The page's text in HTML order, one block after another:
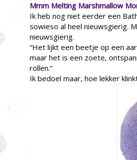
Mmm Melting Marshmallow
Ik heb nog niet eerder een
sowieso al heel nieuwsgierig.
nieuwsgierig.
“Het lijkt een beetje op een
maar het is een zoete,
rollen.”
Ik bedoel maar, hoe lekker